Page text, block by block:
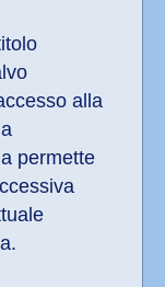
alla
permette